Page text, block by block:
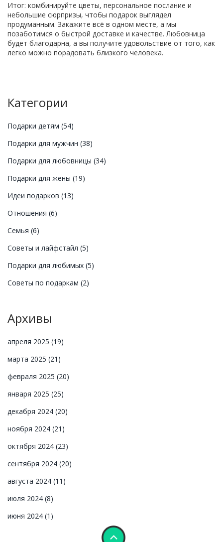
Итог: комбинируйте цветы, персональное послание и
небольшие сюрпризы, чтобы подарок выглядел
продуманным. Закажите всё в одном месте, а мы
позаботимся о быстрой доставке и качестве. Любовница
будет благодарна, а вы получите удовольствие от того, как
легко можно порадовать близкого человека.
Категории
Подарки детям (54)
Подарки для мужчин (38)
Подарки для любовницы (34)
Подарки для жены (19)
Идеи подарков (13)
Отношения (6)
Семья (6)
Советы и лайфстайл (5)
Подарки для любимых (5)
Советы по подаркам (2)
Архивы
апреля 2025 (19)
марта 2025 (21)
февраля 2025 (20)
января 2025 (25)
декабря 2024 (20)
ноября 2024 (21)
октября 2024 (23)
сентября 2024 (20)
августа 2024 (11)
июля 2024 (8)
июня 2024 (1)